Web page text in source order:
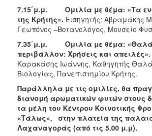
7.15΄μ.μ.
Ομιλία με θέμα: «Τα
της Κρήτης». Εισηγητής: Αβραμάκης
Γεωπόνος –Βοτανολόγος, Μουσείο
7.35΄μ.μ.
Ομιλία με θέμα:
περιβάλλον: Χρήσεις και απειλές».
Καρακάσης Ιωάννης, Καθηγητής
Βιολογίας, Πανεπιστημίου Κρήτης.
Παράλληλα με τις ομιλίες, θα
διανομή αρωματικών φυτών στους
τα μέλη του Κέντρου Κοινοτικής
«Τάλως», στην πλατεία της
Λαχαναγοράς (από τις 5.00 μ.μ).